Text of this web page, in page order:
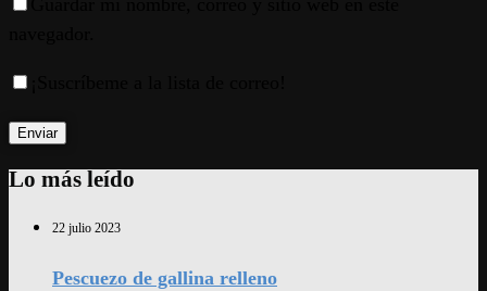
Lo más leído
22 julio 2023
Pescuezo de gallina relleno